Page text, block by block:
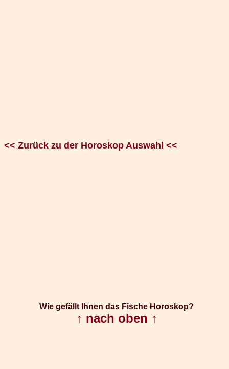
<< Zurück zu der Horoskop Auswahl <<
Wie gefällt Ihnen das Fische Horoskop?
↑ nach oben ↑